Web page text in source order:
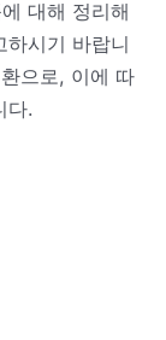
대해 정리해
시기 바랍니
으로, 이에 따
다.